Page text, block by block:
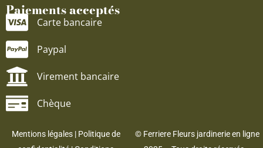
Paiements acceptés
Carte bancaire
Paypal
Virement bancaire
Chèque
Mentions légales| Politique de
© Ferriere Fleurs jardinerie en ligne